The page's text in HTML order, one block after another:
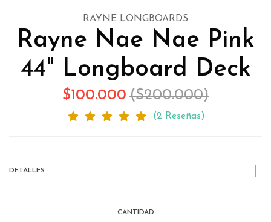
RAYNE LONGBOARDS
Rayne Nae Nae Pink
44" Longboard Deck
$100.000 ($200.000)
(2 Reseñas)
DETALLES
CANTIDAD